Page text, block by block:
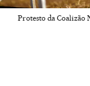
Protesto da Coalizão